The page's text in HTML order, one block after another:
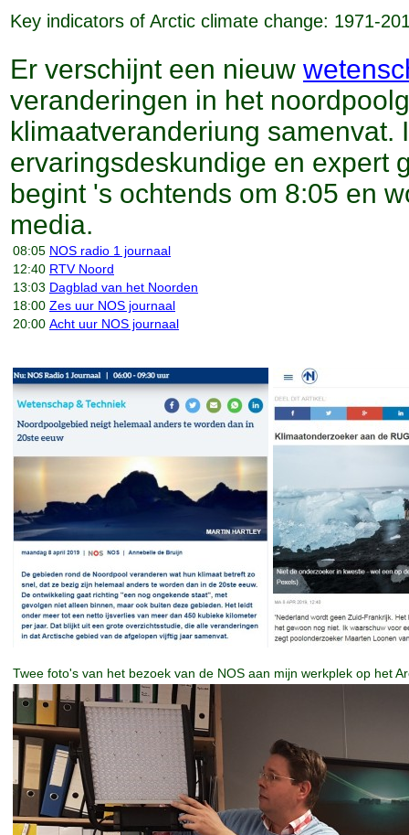
Key indicators of Arctic climate change: 1971-
Er verschijnt een nieuw
veranderingen in het
klimaatveranderiung samenvat.
ervaringsdeskundige en expert
begint 's ochtends om 8:05 en
media.
08:05 NOS radio 1 journaal
12:40 RTV Noord
13:03 Dagblad van het Noorden
18:00 Zes uur NOS journaal
20:00 Acht uur NOS journaal
Twee foto's van het bezoek van de NOS aan mijn werkplek op het